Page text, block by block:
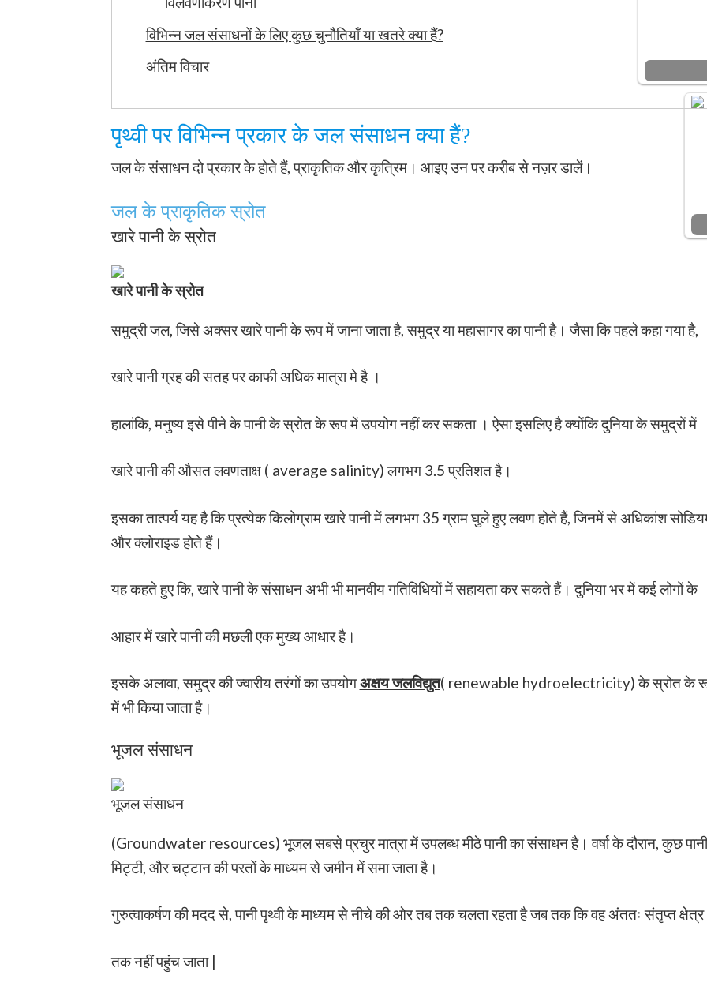
विभिन्न जल संसाधनों के लिए कुछ चुनौतियाँ या खतरे क्या हैं?
अंतिम विचार
पृथ्वी पर विभिन्न प्रकार के जल संसाधन क्या हैं?
जल के संसाधन दो प्रकार के होते हैं, प्राकृतिक और कृत्रिम। आइए उन पर करीब से नज़र डालें।
जल के प्राकृतिक स्रोत
खारे पानी के स्रोत
खारे पानी के स्रोत
समुद्री जल, जिसे अक्सर खारे पानी के रूप में जाना जाता है, समुद्र या महासागर का पानी है। जैसा कि पहले कहा गया है,
खारे पानी ग्रह की सतह पर काफी अधिक मात्रा मे है ।
हालांकि, मनुष्य इसे पीने के पानी के स्रोत के रूप में उपयोग नहीं कर सकता । ऐसा इसलिए है क्योंकि दुनिया के समुद्रों में
खारे पानी की औसत लवणताक्ष ( average salinity) लगभग 3.5 प्रतिशत है।
इसका तात्पर्य यह है कि प्रत्येक किलोग्राम खारे पानी में लगभग 35 ग्राम घुले हुए लवण होते हैं, जिनमें से अधिकांश
और क्लोराइड होते हैं।
यह कहते हुए कि, खारे पानी के संसाधन अभी भी मानवीय गतिविधियों में सहायता कर सकते हैं। दुनिया भर में कई लोगों के
आहार में खारे पानी की मछली एक मुख्य आधार है।
इसके अलावा, समुद्र की ज्वारीय तरंगों का उपयोगअक्षय जलविद्युत( renewable hydroelectricity) के स्रोत के
में भी किया जाता है।
भूजल संसाधन
भूजल संसाधन
(Groundwater resources) भूजल सबसे प्रचुर मात्रा में उपलब्ध मीठे पानी का संसाधन है। वर्षा के दौरान, कुछ पानी
मिट्टी, और चट्टान की परतों के माध्यम से जमीन में समा जाता है।
गुरुत्वाकर्षण की मदद से, पानी पृथ्वी के माध्यम से नीचे की ओर तब तक चलता रहता है जब तक कि वह अंततः संतृप्त क्षेत्र
तक नहीं पहुंच जाता |